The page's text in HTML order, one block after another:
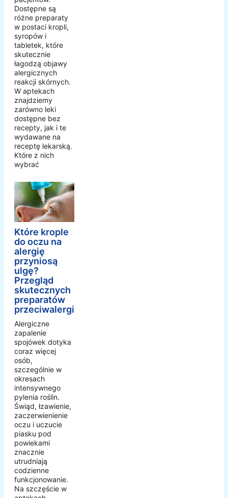
Dostępne są
różne preparaty
w postaci kropli,
syropów i
tabletek, które
skutecznie
łagodzą objawy
alergicznych
reakcji skórnych.
W aptekach
znajdziemy
zarówno leki
dostępne bez
recepty, jak i te
wydawane na
receptę lekarską.
Które z nich
wybrać
Które krople
do oczu na
alergię
przyniosą
ulgę?
Przegląd
skutecznych
preparatów
przeciwalergicznych
Alergiczne
zapalenie
spojówek dotyka
coraz więcej
osób,
szczególnie w
okresach
intensywnego
pylenia roślin.
Świąd, łzawienie,
zaczerwienienie
oczu i uczucie
piasku pod
powiekami
znacznie
utrudniają
codzienne
funkcjonowanie.
Na szczęście w